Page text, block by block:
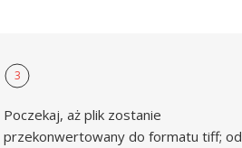
3
Poczekaj, aż plik zostanie
przekonwertowany do formatu tiff; od